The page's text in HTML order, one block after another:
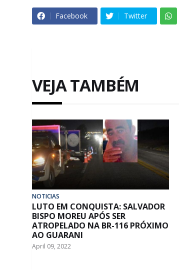
Facebook Twitter
VEJA TAMBÉM
NOTICIAS
LUTO EM CONQUISTA: SALVADOR
BISPO MOREU APÓS SER
ATROPELADO NA BR-116 PRÓXIMO
AO GUARANI
April 09, 2022